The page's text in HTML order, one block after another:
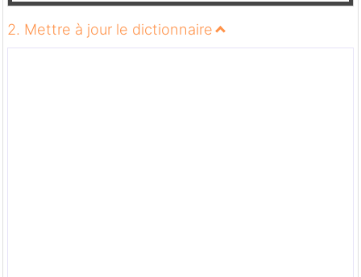
2. Mettre à jour le dictionnaire